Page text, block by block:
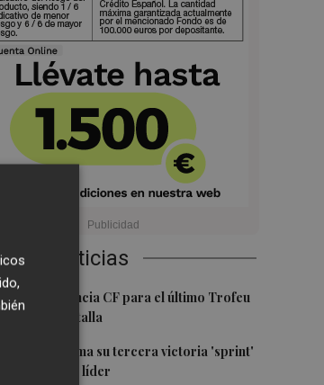
Noticias
once del Valencia CF para el último Trofeu
de Mestalla
Martín suma su tercera victoria 'sprint'
año y es más líder